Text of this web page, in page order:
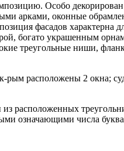
Особо
арками, оконные
фасадов
богато украшенным
треугольные ниши,
рым расположены 2 окна;
расположенных
означающими числа